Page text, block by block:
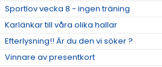
Sportlov vecka 8 - ingen träning
Karlänkar till våra olika hallar
Efterlysning!! Är du den vi söker ?
Vinnare av presentkort